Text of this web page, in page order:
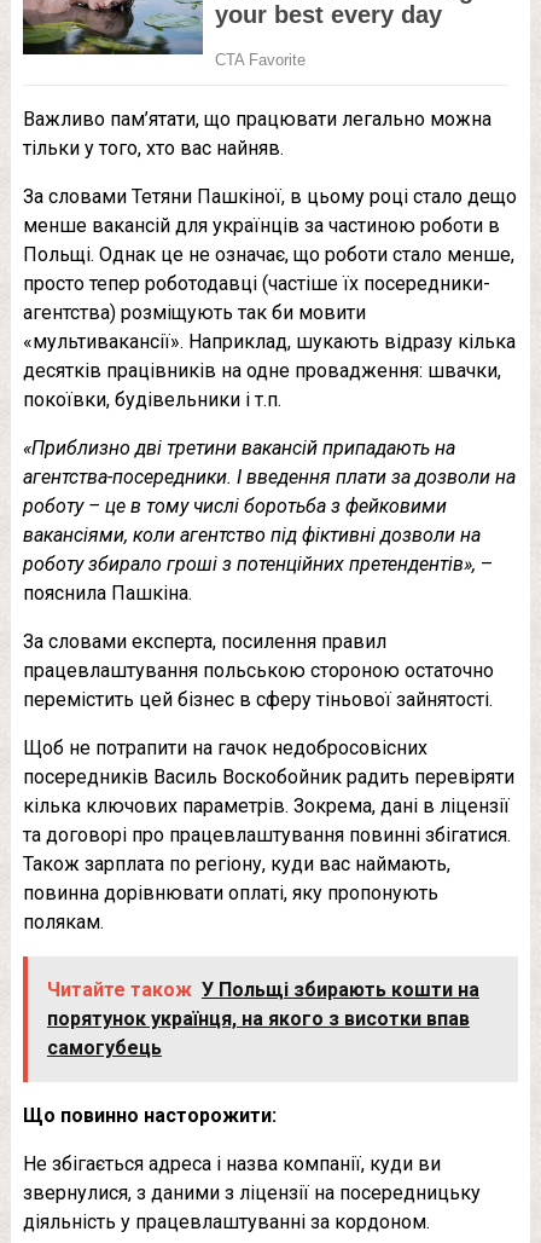
Важливо пам’ятати, що працювати легально можна
тільки у того, хто вас найняв.
За словами Тетяни Пашкіної, в цьому році стало дещо
менше вакансій для українців за частиною роботи в
Польщі. Однак це не означає, що роботи стало менше,
просто тепер роботодавці (частіше їх посередники-
агентства) розміщують так би мовити
«мультивакансії». Наприклад, шукають відразу кілька
десятків працівників на одне провадження: швачки,
покоївки, будівельники і т.п.
«Приблизно дві третини вакансій припадають на
агентства-посередники. І введення плати за дозволи на
роботу – це в тому числі боротьба з фeйковими
вакансіями, коли агентство під фіктивні дозволи на
роботу збирало гроші з потенційних претендентів», –
пояснила Пашкіна.
За словами експерта, посилення правил
працевлаштування польською стороною остаточно
перемістить цей бізнес в сферу тіньової зайнятості.
Щоб не потрапити на гачок недобросовісних
посередників Василь Воскобойник радить перевіряти
кілька ключових параметрів. Зокрема, дані в ліцензії
та договорі про працевлаштування повинні збігатися.
Також зарплата по регіону, куди вас наймають,
повинна дорівнювати оплаті, яку пропонують
полякам.
Читайте також У Польщі збирають кошти на
порятунок українця, на якого з висотки впав
самогубець
Що повинно насторожити:
Не збігається адреса і назва компанії, куди ви
звернулися, з даними з ліцензії на посередницьку
діяльність у працевлаштуванні за кордоном.